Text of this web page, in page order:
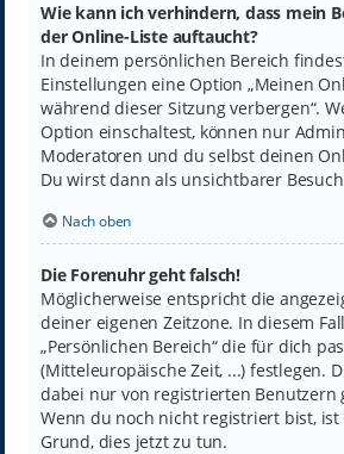
Wie kann ich verhindern, dass mein
der Online-Liste auftaucht?
In deinem persönlichen Bereich
Einstellungen eine Option „Meinen
während dieser Sitzung verbergen“.
Option einschaltest, können nur
Moderatoren und du selbst deinen
Du wirst dann als unsichtbarer
Nach oben
Die Forenuhr geht falsch!
Möglicherweise entspricht die
deiner eigenen Zeitzone. In diesem
„Persönlichen Bereich“ die für dich
(Mitteleuropäische Zeit, ...) festlegen.
dabei nur von registrierten Benutzern
Wenn du noch nicht registriert bist,
Grund, dies jetzt zu tun.